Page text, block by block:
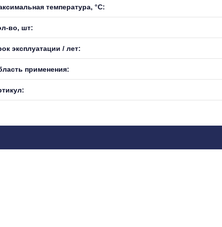
температура, °С:
во, шт:
эксплуатации / лет:
применения: